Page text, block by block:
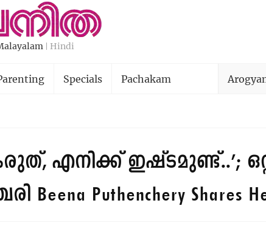
Hindi
Specials Pachakam
എനിക്ക് ഇഷ്ടമുണ്ട്..’;
Beena Puthenchery Shares